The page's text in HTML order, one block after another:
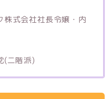
式会社社長令嬢・内
(二階派)